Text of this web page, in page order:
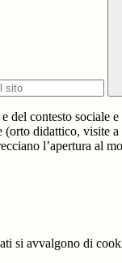
del contesto sociale
didattico, visite
l’apertura al
si avvalgono di